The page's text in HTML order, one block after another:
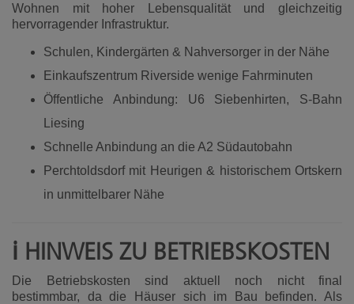
Wohnen mit hoher Lebensqualität und gleichzeitig
hervorragender Infrastruktur.
Schulen, Kindergärten & Nahversorger in der Nähe
Einkaufszentrum Riverside wenige Fahrminuten
Öffentliche Anbindung: U6 Siebenhirten, S-Bahn
Liesing
Schnelle Anbindung an die A2 Südautobahn
Perchtoldsdorf mit Heurigen & historischem Ortskern
in unmittelbarer Nähe
ℹ️ HINWEIS ZU BETRIEBSKOSTEN
Die Betriebskosten sind aktuell noch nicht final
bestimmbar, da die Häuser sich im Bau befinden. Als